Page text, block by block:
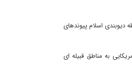
اسلام پیوندهای
به مناطق قبیله ای